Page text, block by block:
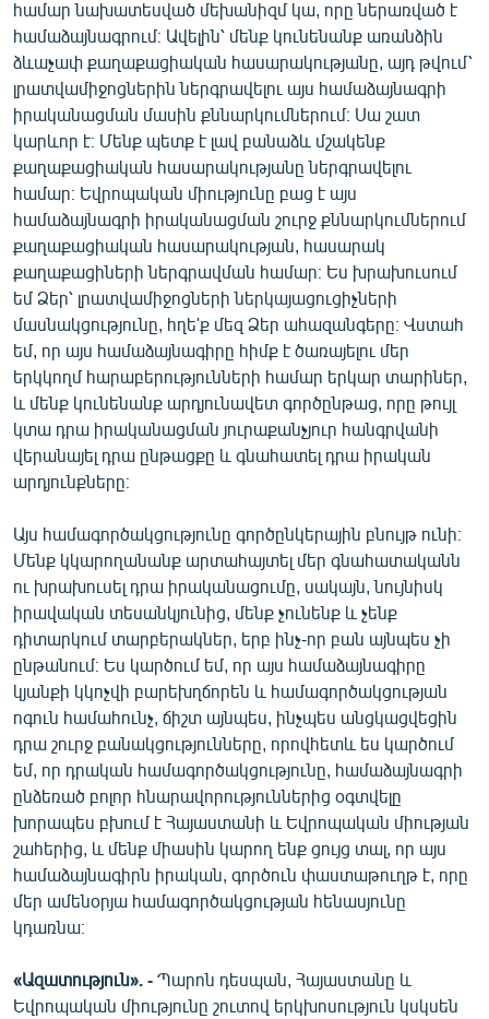
համար նախատեսված մեխանիզմ կա, որը ներառված է
համաձայնագրում։ Ավելին՝ մենք կունենանք առանձին
ձևաչափ քաղաքացիական հասարակությանը, այդ թվում՝
լրատվամիջոցներին ներգրավելու այս համաձայնագրի
իրականացման մասին քննարկումներում։ Սա շատ
կարևոր է։ Մենք պետք է լավ բանաձև մշակենք
քաղաքացիական հասարակությանը ներգրավելու
համար։ Եվրոպական միությունը բաց է այս
համաձայնագրի իրականացման շուրջ քննարկումներում
քաղաքացիական հասարակության, հասարակ
քաղաքացիների ներգրավման համար։ Ես խրախուսում
եմ Ձեր՝ լրատվամիջոցների ներկայացուցիչների
մասնակցությունը, հղե'ք մեզ Ձեր ահազանգերը։ Վստահ
եմ, որ այս համաձայնագիրը հիմք է ծառայելու մեր
երկկողմ հարաբերությունների համար երկար տարիներ,
և մենք կունենանք արդյունավետ գործընթաց, որը թույլ
կտա դրա իրականացման յուրաքանչյուր հանգրվանի
վերանայել դրա ընթացքը և գնահատել դրա իրական
արդյունքները։
Այս համագործակցությունը գործընկերային բնույթ ունի։
Մենք կկարողանանք արտահայտել մեր գնահատականն
ու խրախուսել դրա իրականացումը, սակայն, նույնիսկ
իրավական տեսանկյունից, մենք չունենք և չենք
դիտարկում տարբերակներ, երբ ինչ-որ բան այնպես չի
ընթանում։ Ես կարծում եմ, որ այս համաձայնագիրը
կյանքի կկոչվի բարեխղճորեն և համագործակցության
ոգուն համահունչ, ճիշտ այնպես, ինչպես անցկացվեցին
դրա շուրջ բանակցությունները, որովհետև ես կարծում
եմ, որ դրական համագործակցությունը, համաձայնագրի
ընձեռած բոլոր հնարավորություններից օգտվելը
խորապես բխում է Հայաստանի և Եվրոպական միության
շահերից, և մենք միասին կարող ենք ցույց տալ, որ այս
համաձայնագիրն իրական, գործուն փաստաթուղթ է, որը
մեր ամենօրյա համագործակցության հենասյունը
կդառնա։
«Ազատություն». - Պարոն դեսպան, Հայաստանը և
Եվրոպական միությունը շուտով երկխոսություն կսկսեն